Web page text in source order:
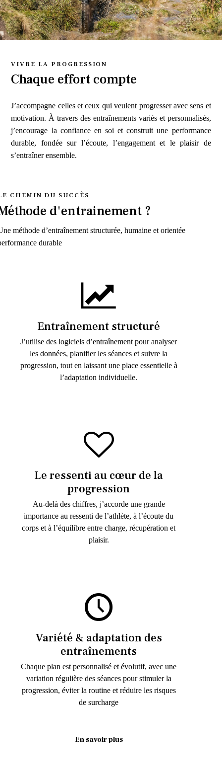
VIVRE LA PROGRESSION
Chaque effort compte
J’accompagne celles et ceux qui veulent progresser avec sens et
motivation. À travers des entraînements variés et personnalisés,
j’encourage la confiance en soi et construit une performance
durable, fondée sur l’écoute, l’engagement et le plaisir de
s’entraîner ensemble.
CHEMIN DU SUCCÈS
d'entrainement ?
méthode d’entraînement structurée, humaine et orientée
durable
Entraînement structuré
J’utilise des logiciels d’entraînement pour analyser
les données, planifier les séances et suivre la
progression, tout en laissant une place essentielle à
l’adaptation individuelle.
Le ressenti au cœur de la
progression
Au-delà des chiffres, j’accorde une grande
importance au ressenti de l’athlète, à l’écoute du
corps et à l’équilibre entre charge, récupération et
plaisir.
Variété & adaptation des
entraînements
Chaque plan est personnalisé et évolutif, avec une
variation régulière des séances pour stimuler la
progression, éviter la routine et réduire les risques
de surcharge
En savoir plus